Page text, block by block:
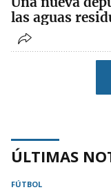
las aguas
ÚLTIMAS
FÚTBOL